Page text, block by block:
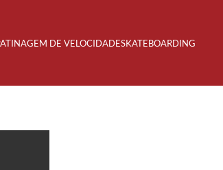
DE VELOCIDADESKATEBOARDING